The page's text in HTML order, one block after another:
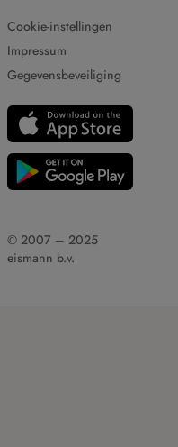
Cookie-instellingen
Impressum
Gegevensbeveiliging
© 2007 – 2025
eismann b.v.